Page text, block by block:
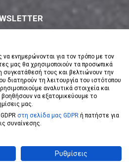
NEWSLETTER
Χρήσης
byKoolmetrix
ενημερώνονται για τον τρόπο με τον
μας θα χρησιμοποιούν τα προσωπικά
συγκατάθεσή τους και βελτιώνουν την
διατηρούν τη λειτουργία του ιστότοπου
αναλυτικά στοιχεία και
να εξατομικεύουμε το
μας.
στη σελίδα μας GDPR ή πατήστε για
συναίνεσης.
Ρυθμίσεις